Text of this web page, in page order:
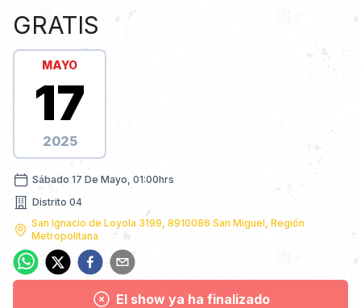
Información de Show
GRATIS
MAYO
17
2025
sábado 17 de mayo, 01:00hrs
Sábado 17 De Mayo, 01:00hrs
Nombre dirección
Distrito 04
Dirección
San Ignacio de Loyola 3199, 8910086 San Miguel, Región
Metropolitana
El show ya ha finalizado